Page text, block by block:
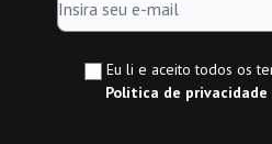
Eu li e aceito todos os
Política de privacidade